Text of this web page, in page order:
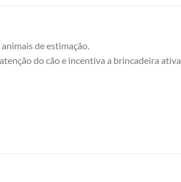
de estimação.
do cão e incentiva a brincadeira ativa.